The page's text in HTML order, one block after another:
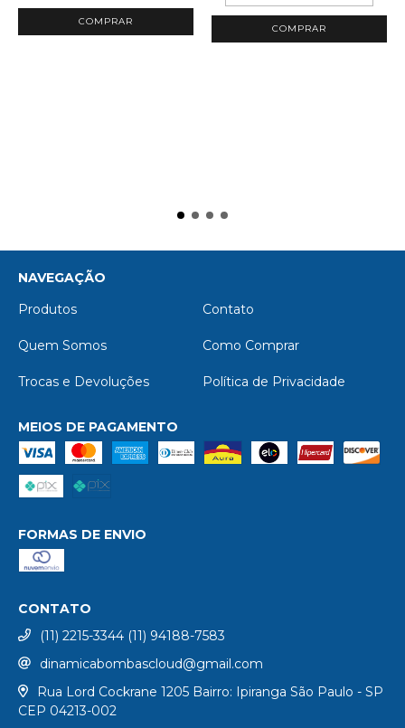
NAVEGAÇÃO
Produtos
Contato
Quem Somos Como Comprar
Trocas e Devoluções Política de Privacidade
MEIOS DE PAGAMENTO
FORMAS DE ENVIO
CONTATO
(11) 2215-3344 (11) 94188-7583
dinamicabombascloud@gmail.com
Rua Lord Cockrane 1205 Bairro: Ipiranga São Paulo - SP
CEP 04213-002